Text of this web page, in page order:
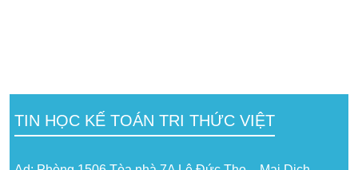
TIN HỌC KẾ TOÁN TRI THỨC VIỆT